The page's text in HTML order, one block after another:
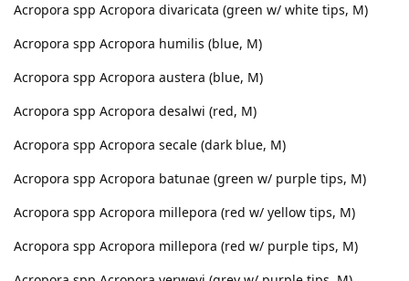
Acropora spp Acropora divaricata (green w/ white tips, M)
Acropora spp Acropora humilis (blue, M)
Acropora spp Acropora austera (blue, M)
Acropora spp Acropora desalwi (red, M)
Acropora spp Acropora secale (dark blue, M)
Acropora spp Acropora batunae (green w/ purple tips, M)
Acropora spp Acropora millepora (red w/ yellow tips, M)
Acropora spp Acropora millepora (red w/ purple tips, M)